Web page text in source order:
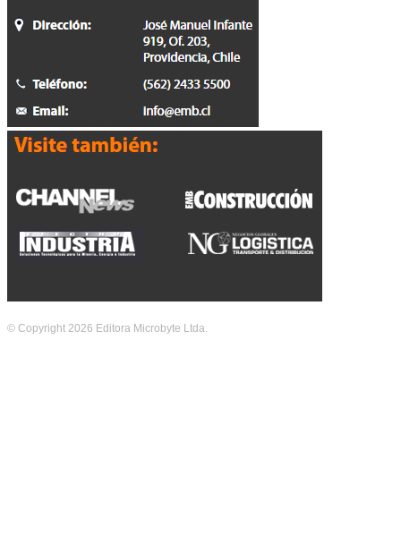
© Copyright 2026 Editora Microbyte Ltda.